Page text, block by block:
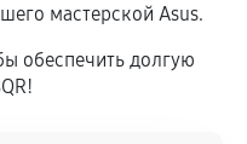
и не имеют внешних
нашим сервисным
мастерской Asus.
обеспечить долгую